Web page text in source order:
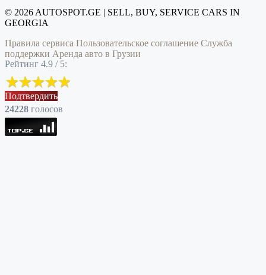
© 2026 AUTOSPOT.GE | SELL, BUY, SERVICE CARS IN
GEORGIA
Правила сервиса Пользовательское соглашение Служба
поддержки Аренда авто в Грузии
Рейтинг 4.9 / 5:
Подтвердить
24228 голоcов